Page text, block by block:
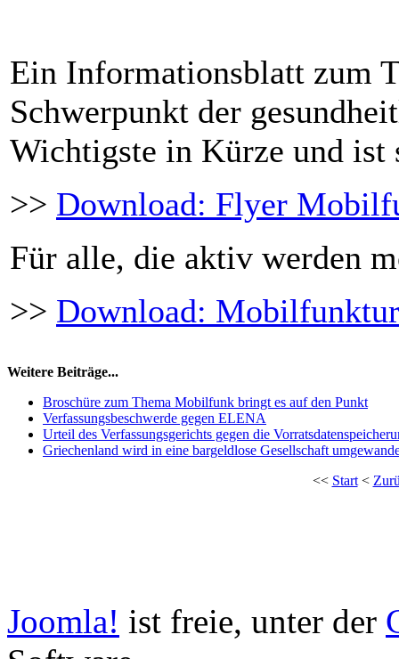
Ein Informationsblatt zum
Schwerpunkt der
Wichtigste in Kürze und ist
>> Download: Flyer
Für alle, die aktiv werden
>> Download:
Weitere Beiträge...
Broschüre zum Thema Mobilfunk bringt es auf den Punkt
Verfassungsbeschwerde gegen ELENA
Urteil des Verfassungsgerichts gegen die
Griechenland wird in eine bargeldlose Gesellschaft
<< Start<
Joomla! ist freie, unter der